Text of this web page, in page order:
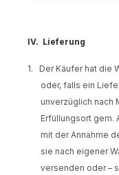
IV. Lieferung
1.
Der Käufer hat die
oder, falls ein
unverzüglich nach
Erfüllungsort gem.
mit der Annahme
sie nach eigener
versenden oder –